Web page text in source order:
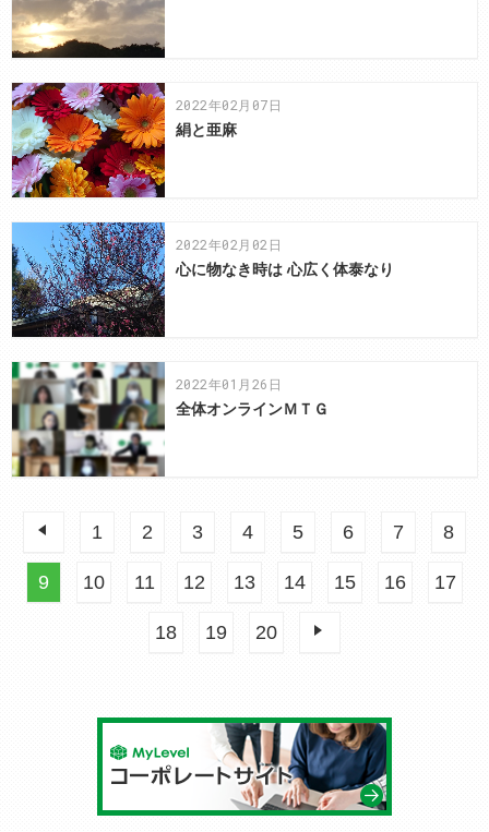
2022年02月07日
絹と亜麻
2022年02月02日
心に物なき時は 心広く体泰なり
2022年01月26日
全体オンラインＭＴＧ
前へ
1 2 3 4 5 6 7 8
9 10 11 12 13 14 15 16 17
18 19 20